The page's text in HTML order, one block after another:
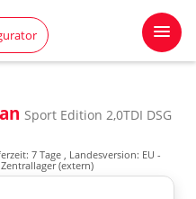
Sport Edition 2,0TDI DSG
7 Tage , Landesversion: EU -
(extern)